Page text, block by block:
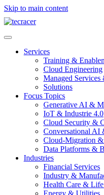
Skip to main content
Services
Training &
Cloud Engineering
Managed Services
Solutions
Focus Topics
Generative AI &
IoT & Industrie 4.0
Cloud Security &
Conversational AI
Cloud-Migration &
Data Platforms &
Industries
Financial Services
Industry &
Health Care & Life
Energy & Utilities